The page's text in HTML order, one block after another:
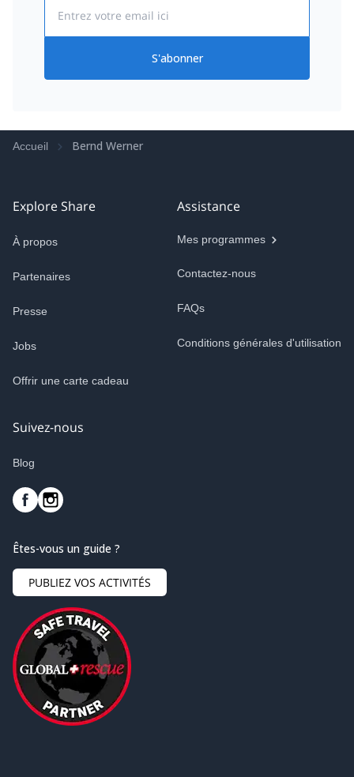
S'abonner
Accueil Bernd Werner
Explore Share
À propos
Partenaires
Presse
Jobs
Offrir une carte cadeau
Assistance
Mes programmes
Contactez-nous
FAQs
Conditions générales d'utilisation
Suivez-nous
Blog
Êtes-vous un guide ?
PUBLIEZ VOS ACTIVITÉS